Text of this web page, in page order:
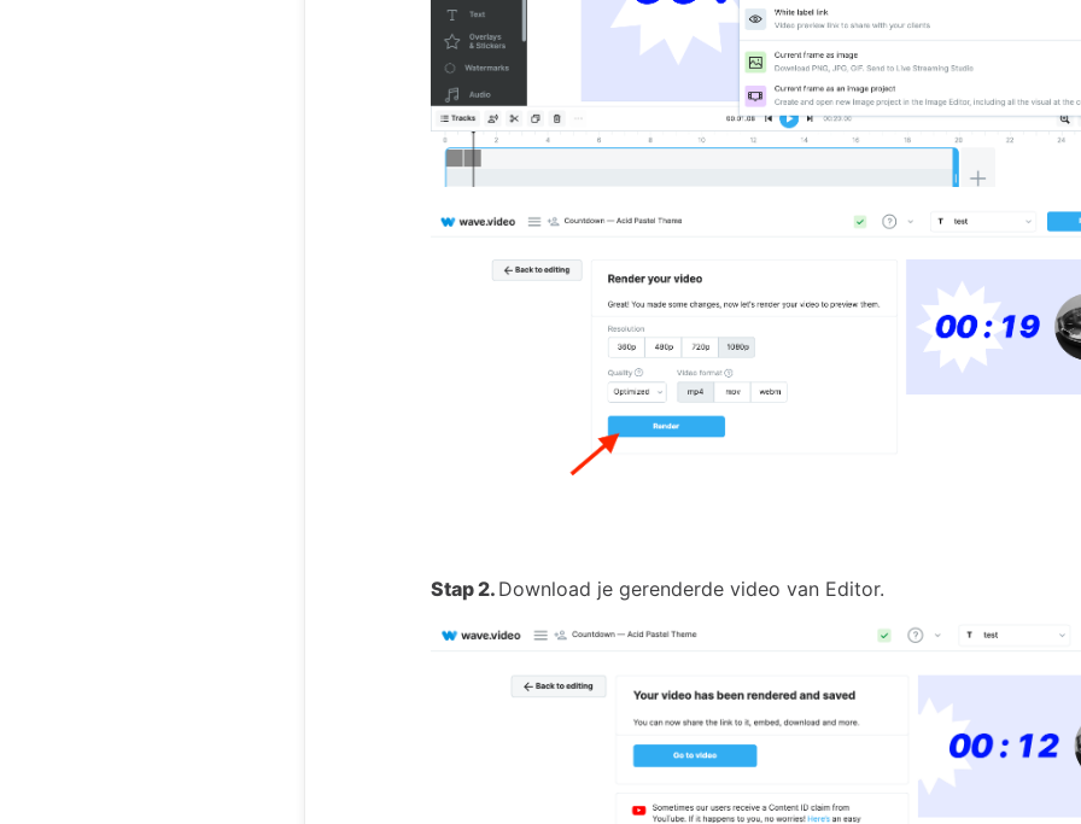
Stap 2. Download je gerenderde video van Editor.